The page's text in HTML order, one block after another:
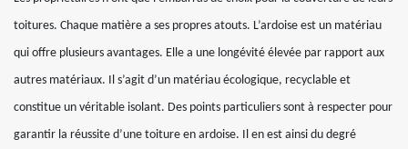
toitures. Chaque matière a ses propres atouts. L’ardoise est un matériau
qui offre plusieurs avantages. Elle a une longévité élevée par rapport aux
autres matériaux. Il s’agit d’un matériau écologique, recyclable et
constitue un véritable isolant. Des points particuliers sont à respecter pour
garantir la réussite d’une toiture en ardoise. Il en est ainsi du degré